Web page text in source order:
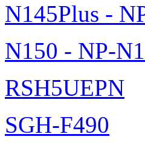
N145Plus -
N150 - NP-
RSH5UEPN
SGH-F490